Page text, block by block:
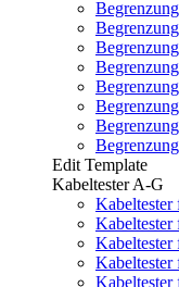
Edit Template
Kabeltester A-G